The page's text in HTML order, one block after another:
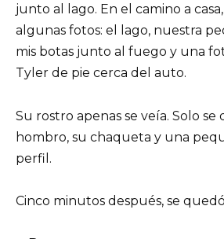
junto al lago. En el camino a
algunas fotos: el lago, nuestra
mis botas junto al fuego y una
Tyler de pie cerca del auto.
Su rostro apenas se veía. Solo se
hombro, su chaqueta y una
perfil.
Cinco minutos después, se